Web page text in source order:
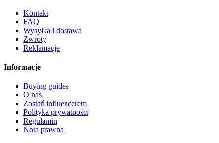
Kontakt
FAQ
Wysyłka i dostawa
Zwroty
Reklamacje
Informacje
Buying guides
O nas
Zostań influencerem
Polityka prywatności
Regulamin
Nota prawna